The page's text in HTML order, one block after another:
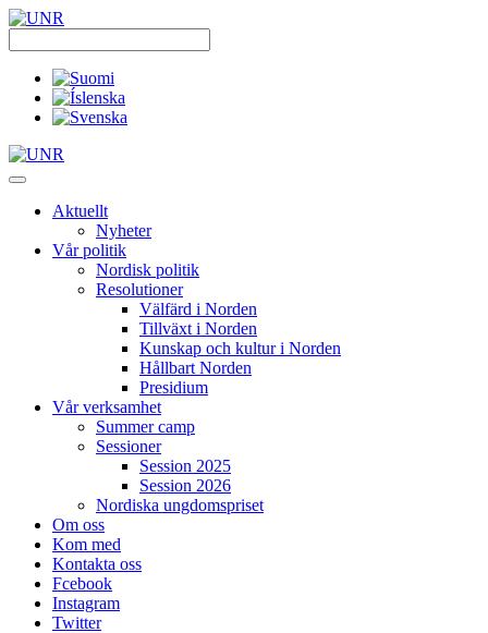
Skip
content
Aktuellt
Nyheter
Vår politik
Nordisk politik
Resolutioner
Välfärd i Norden
Tillväxt i Norden
Kunskap och kultur i Norden
Hållbart Norden
Presidium
Vår verksamhet
Summer camp
Sessioner
Session 2025
Session 2026
Nordiska ungdomspriset
Om oss
Kom med
Kontakta oss
Fcebook
Instagram
Twitter